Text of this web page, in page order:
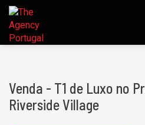
Venda - T1 de Luxo no
Riverside Village